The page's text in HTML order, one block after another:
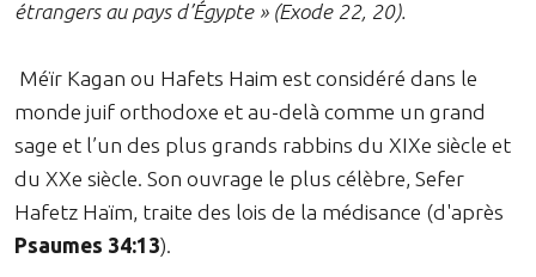
étrangers au pays d’Égypte » (Exode 22, 20).
Méïr Kagan ou Hafets Haim est considéré dans le
monde juif orthodoxe et au-delà comme un grand
sage et l’un des plus grands rabbins du XIXe siècle et
du XXe siècle. Son ouvrage le plus célèbre, Sefer
Hafetz Haïm, traite des lois de la médisance (d'après
Psaumes 34:13).